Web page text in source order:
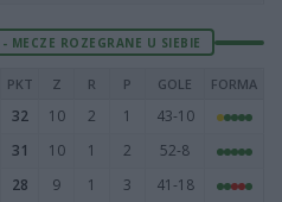
MECZE ROZEGRANE U SIEBIE
PKT Z R P GOLE FORMA
32 10 2 1
43-10
31 10 1 2
52-8
28 9 1 3
41-18